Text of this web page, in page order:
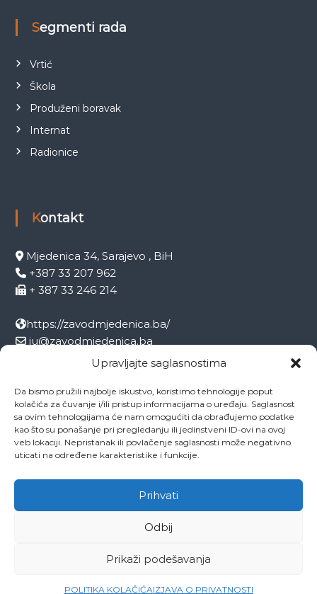
Upravljajte saglasnostima
Da bismo pružili najbolje iskustvo, koristimo tehnologije poput
kolačića za čuvanje i/ili pristup informacijama o uređaju. Saglasnost
sa ovim tehnologijama će nam omogućiti da obrađujemo podatke
kao što su ponašanje pri pregledanju ili jedinstveni ID-ovi na ovoj
veb lokaciji. Nepristanak ili povlačenje saglasnosti može negativno
uticati na određene karakteristike i funkcije.
Prihvati
Odbij
Prikaži podešavanja
POLITIKA KOLAČIĆAIZJAVA O PRIVATNOSTI
Segmenti rada
Vrtić
Škola
Produženi boravak
Internat
Radionice
Kontakt
Mjedenica 34, Sarajevo , BiH
+387 33 207 962
+ 387 33 246 214
https://zavodmjedenica.ba/
ju@zavodmjedenica.ba
info@zamjed.edu.ba
Direktor:
+ 387 33 207 963
Sekretar:
+ 387 33 215 668
Pedagog:
+ 387 33 246 212
Psiholog:
+ 387 33 246 208
+ 387 33 207 001
Ovo je naša Mjedenica Dokumenti